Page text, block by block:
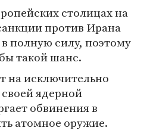
столицах на
против Ирана
полную силу, поэтому
такой шанс.
на исключительно
ядерной
обвинения в
атомное оружие.